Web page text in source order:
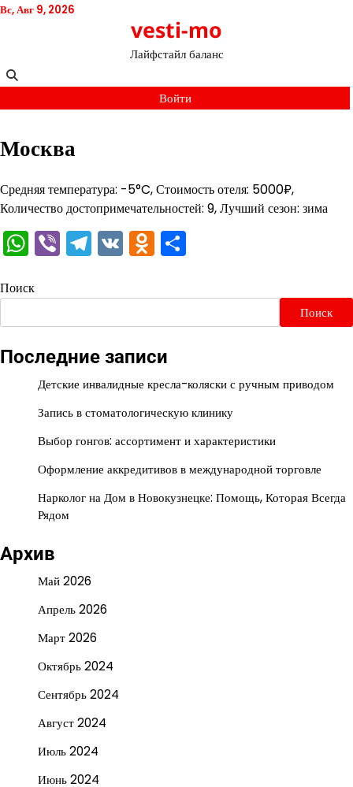
Перейти
Вс, Авг 9, 2026
vesti-mo
Лайфстайл баланс
Войти
Москва
Средняя температура: -5°C, Стоимость отеля: 5000₽,
Количество достопримечательностей: 9, Лучший сезон: зима
WhatsApp
ViberTelegram
VKOdnoklassniki
Поиск
Поиск
Последние записи
Детские инвалидные кресла-коляски с ручным приводом
Запись в стоматологическую клинику
Выбор гонгов: ассортимент и характеристики
Оформление аккредитивов в международной торговле
Нарколог на Дом в Новокузнецке: Помощь, Которая Всегда
Рядом
Архив
Май 2026
Апрель 2026
Март 2026
Октябрь 2024
Сентябрь 2024
Август 2024
Июль 2024
Июнь 2024